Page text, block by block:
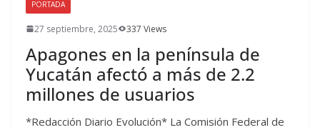
PORTADA
27 septiembre, 2025 337 Views
Apagones en la península de
Yucatán afectó a más de 2.2
millones de usuarios
*Redacción Diario Evolución* La Comisión Federal de